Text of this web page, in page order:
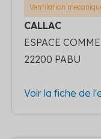
Ventilation
CALLAC
ESPACE
22200 PABU
Voir la fiche de